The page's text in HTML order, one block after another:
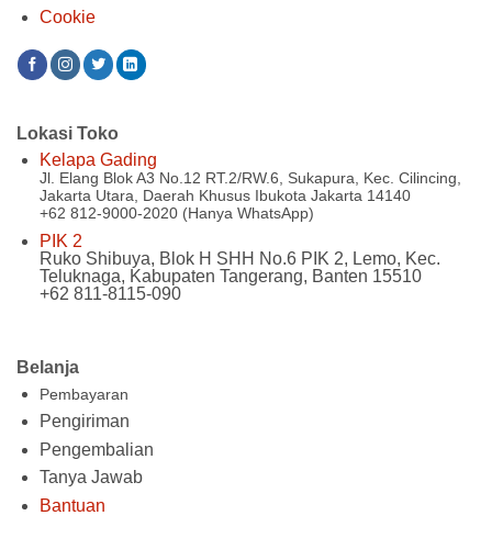
Cookie
Belanja
Pembayaran
Pengiriman
Pengembalian
Tanya Jawab
Bantuan
Lokasi Toko
Kelapa Gading
Jl. Elang Blok A3 No.12 RT.2/RW.6, Sukapura, Kec. Cilincing,
Jakarta Utara, Daerah Khusus Ibukota Jakarta 14140
+62 812-9000-2020 (Hanya WhatsApp)
PIK 2
Ruko Shibuya, Blok H SHH No.6 PIK 2, Lemo, Kec.
Teluknaga, Kabupaten Tangerang, Banten 15510
+62 811-8115-090